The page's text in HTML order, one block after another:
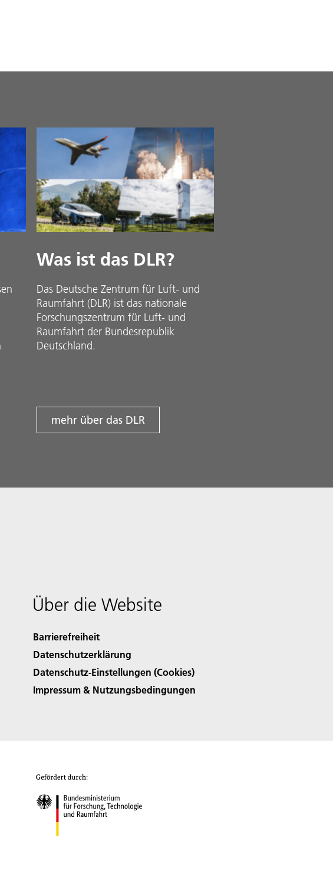
Was ist das DLR?
Das Deutsche Zentrum für Luft- und
Raumfahrt (DLR) ist das nationale
Forschungszentrum für Luft- und
Raumfahrt der Bundesrepublik
Deutschland.
mehr über das DLR
Über die Website
Barrierefreiheit
Datenschutzerklärung
Datenschutz-Einstellungen (Cookies)
Impressum & Nutzungsbedingungen